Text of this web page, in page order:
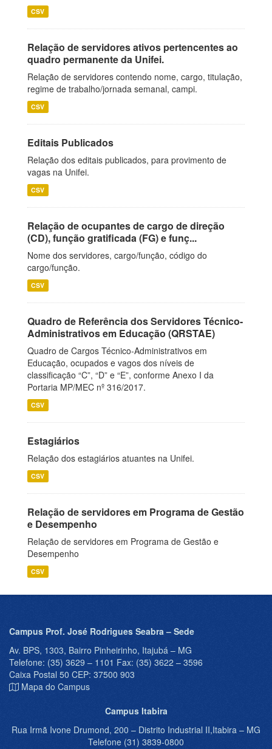
CSV
Relação de servidores ativos pertencentes ao
quadro permanente da Unifei.
Relação de servidores contendo nome, cargo, titulação,
regime de trabalho/jornada semanal, campi.
CSV
Editais Publicados
Relação dos editais publicados, para provimento de
vagas na Unifei.
CSV
Relação de ocupantes de cargo de direção
(CD), função gratificada (FG) e funç...
Nome dos servidores, cargo/função, código do
cargo/função.
CSV
Quadro de Referência dos Servidores Técnico-
Administrativos em Educação (QRSTAE)
Quadro de Cargos Técnico-Administrativos em
Educação, ocupados e vagos dos níveis de
classificação “C”, “D” e “E”, conforme Anexo I da
Portaria MP/MEC nº 316/2017.
CSV
Estagiários
Relação dos estagiários atuantes na Unifei.
CSV
Relação de servidores em Programa de Gestão
e Desempenho
Relação de servidores em Programa de Gestão e
Desempenho
CSV
Campus Prof. José Rodrigues Seabra – Sede
Av. BPS, 1303, Bairro Pinheirinho, Itajubá – MG
Telefone: (35) 3629 – 1101 Fax: (35) 3622 – 3596
Caixa Postal 50 CEP: 37500 903
Mapa do Campus
Campus Itabira
Rua Irmã Ivone Drumond, 200 – Distrito Industrial II,Itabira – MG
Telefone (31) 3839-0800